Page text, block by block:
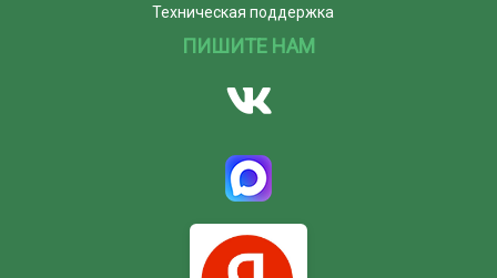
Техническая поддержка
ПИШИТЕ НАМ